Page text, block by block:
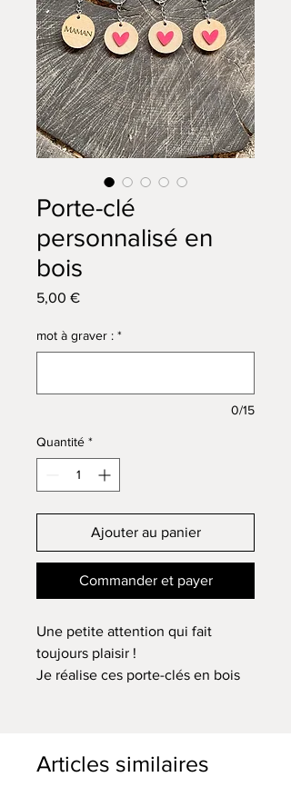
Porte-clé
personnalisé en
bois
5,00 €Prix
mot à graver : *
0/15
Quantité *
Ajouter au panier
Commander et payer
Une petite attention qui fait
toujours plaisir !
Je réalise ces porte-clés en bois
votre envie : prénom, mot doux,
Articles similaires